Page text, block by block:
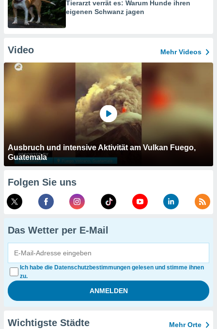
Tierarzt verrät es: Warum Hunde ihren
eigenen Schwanz jagen
Video Mehr Videos
Ausbruch und intensive Aktivität am Vulkan Fuego,
Guatemala
Folgen Sie uns
Das Wetter per E-Mail
Ich habe die Datenschutzbestimmungen gelesen und stimme ihnen
zu.
Wichtigste Städte Mehr Orte